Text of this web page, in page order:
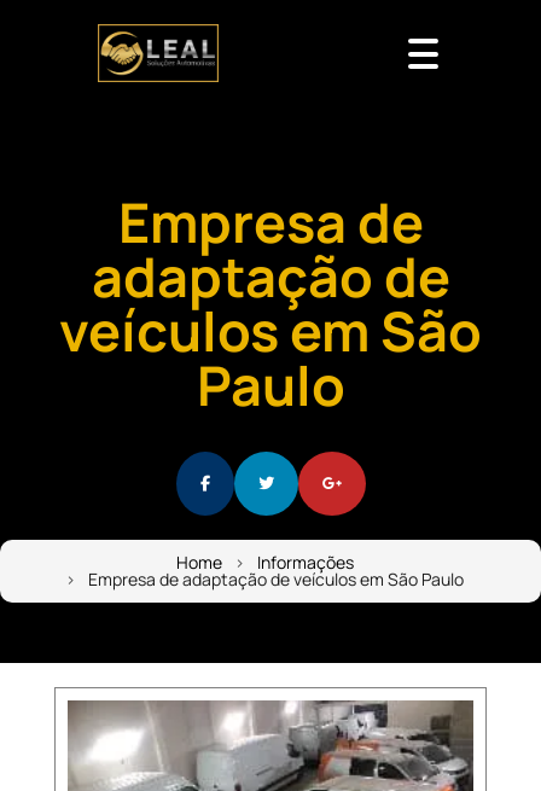
Empresa de
adaptação de
veículos em São
Paulo
Home Informações
Empresa de adaptação de veículos em São Paulo